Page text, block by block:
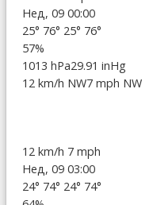
Нед, 09 00:00
25° 76° 25° 76°
57%
1013 hPa29.91 inHg
12 km/h NW7 mph NW
12 km/h 7 mph
Нед, 09 03:00
24° 74° 24° 74°